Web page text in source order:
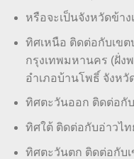
หรือจะเป็นจังหวัดข้าง
ทิศเหนือ ติดต่อกับเขต
กรุงเทพมหานคร (ฝั่ง
อำเภอบ้านโพธิ์ จังหวั
ทิศตะวันออก ติดต่อกับ
ทิศใต้ ติดต่อกับอ่าวไท
ทิศตะวันตก ติดต่อกับเ